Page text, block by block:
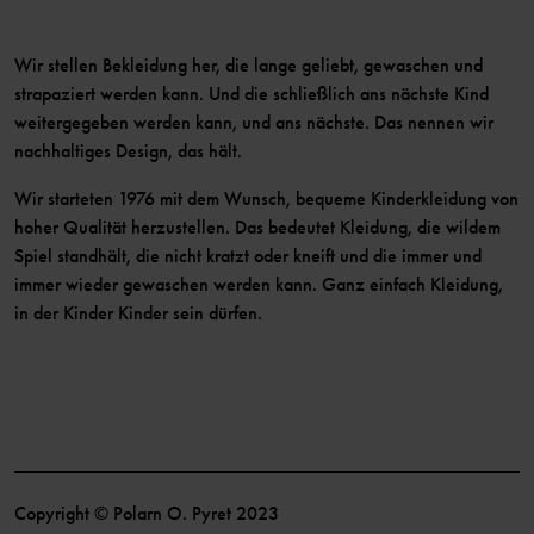
Wir stellen Bekleidung her, die lange geliebt, gewaschen und
strapaziert werden kann. Und die schließlich ans nächste Kind
weitergegeben werden kann, und ans nächste. Das nennen wir
nachhaltiges Design, das hält.
Wir starteten 1976 mit dem Wunsch, bequeme Kinderkleidung von
hoher Qualität herzustellen. Das bedeutet Kleidung, die wildem
Spiel standhält, die nicht kratzt oder kneift und die immer und
immer wieder gewaschen werden kann. Ganz einfach Kleidung,
in der Kinder Kinder sein dürfen.
Copyright © Polarn O. Pyret 2023